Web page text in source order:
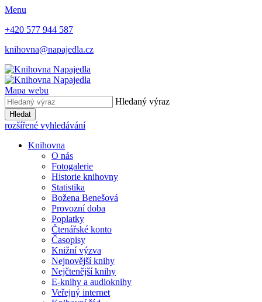
Menu
+420 577 944 587
knihovna@napajedla.cz
Mapa webu
Hledaný výraz
Hledat
rozšířené vyhledávání
Knihovna
O nás
Fotogalerie
Historie knihovny
Statistika
Božena Benešová
Provozní doba
Poplatky
Čtenářské konto
Časopisy
Knižní výzva
Nejnovější knihy
Nejčtenější knihy
E-knihy a audioknihy
Veřejný internet